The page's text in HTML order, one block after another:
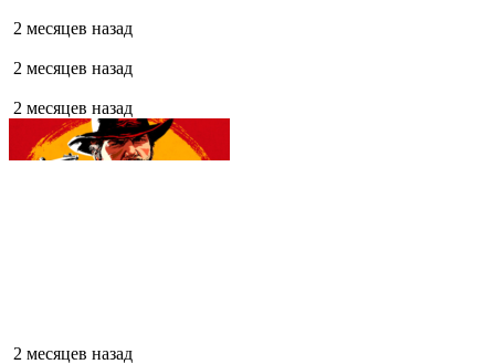
2 месяцев назад
2 месяцев назад
2 месяцев назад
2 месяцев назад